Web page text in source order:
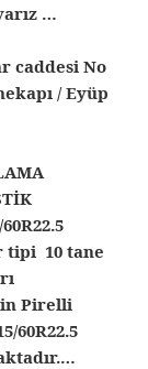
…
caddesi No
/ Eyüp
tipi 10 tane
Pirelli
60R22.5